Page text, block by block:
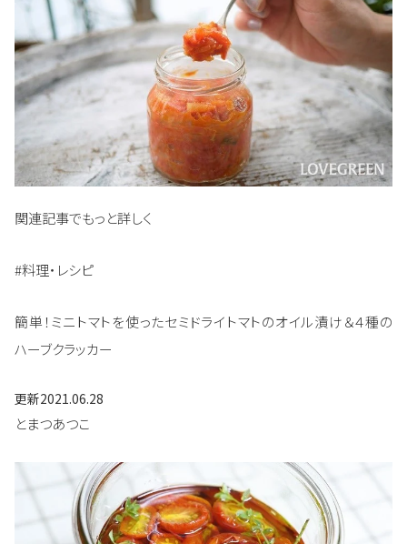
関連記事でもっと詳しく
#料理・レシピ
簡単！ミニトマトを使ったセミドライトマトのオイル漬け＆４種の
ハーブクラッカー
更新2021.06.28
とまつあつこ